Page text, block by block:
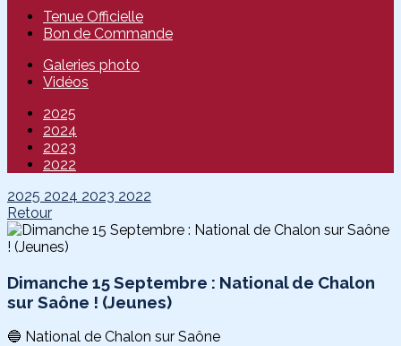
Tenue Officielle
Bon de Commande
Galeries photo
Vidéos
2025
2024
2023
2022
2025 2024 2023 2022
Retour
Dimanche 15 Septembre : National de Chalon
sur Saône ! (Jeunes)
🔵 National de Chalon sur Saône